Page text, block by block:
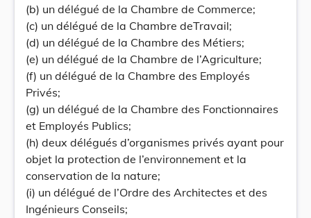
(b) un délégué de la Chambre de Commerce;
(c) un délégué de la Chambre deTravail;
(d) un délégué de la Chambre des Métiers;
(e) un délégué de la Chambre de l’Agriculture;
(f) un délégué de la Chambre des Employés
Privés;
(g) un délégué de la Chambre des Fonctionnaires
et Employés Publics;
(h) deux délégués d’organismes privés ayant pour
objet la protection de l’environnement et la
conservation de la nature;
(i) un délégué de l’Ordre des Architectes et des
Ingénieurs Conseils;